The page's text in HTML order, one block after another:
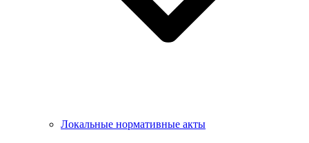
Локальные нормативные акты